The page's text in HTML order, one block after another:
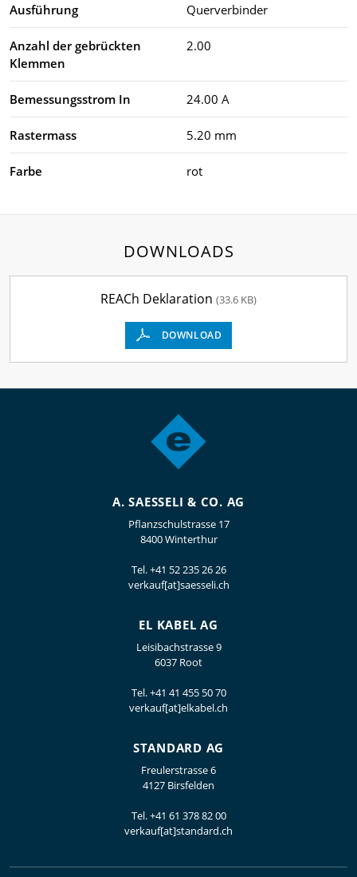
Ausführung Querverbinder
Anzahl der gebrückten
Klemmen
2.00
Bemessungsstrom In 24.00 A
Rastermass 5.20 mm
Farbe rot
DOWNLOADS
REACh Deklaration (33.6 KB)
DOWNLOAD
A. SAESSELI & CO. AG
Pflanzschulstrasse 17
8400 Winterthur
Tel.+41 52 235 26 26
verkauf[at]saesseli.ch
EL KABEL AG
Leisibachstrasse 9
6037 Root
Tel.+41 41 455 50 70
verkauf[at]elkabel.ch
STANDARD AG
Freulerstrasse 6
4127 Birsfelden
Tel.+41 61 378 82 00
verkauf[at]standard.ch